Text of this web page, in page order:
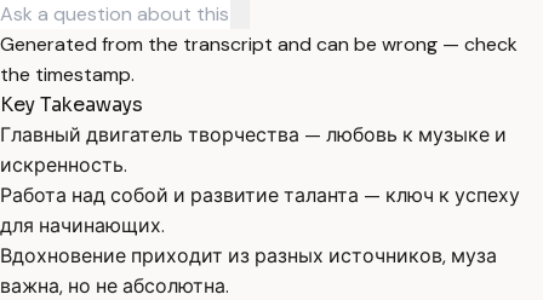
Generated from the transcript and can be wrong — check
the timestamp.
Key Takeaways
Главный двигатель творчества — любовь к музыке и
искренность.
Работа над собой и развитие таланта — ключ к успеху
для начинающих.
Вдохновение приходит из разных источников, муза
важна, но не абсолютна.